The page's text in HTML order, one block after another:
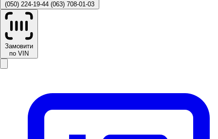
(050) 224-19-44 (063) 708-01-03
Замовити
по VIN